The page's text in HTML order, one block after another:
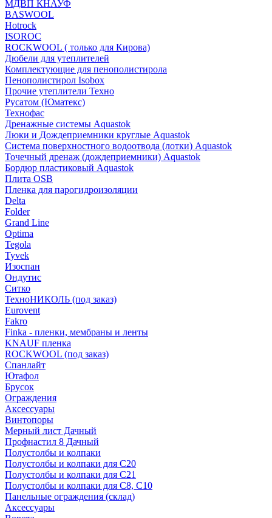
МДВП КНАУФ
BASWOOL
Hotrock
ISOROC
ROCKWOOL ( только для Кирова)
Дюбели для утеплителей
Комплектующие для пенополистирола
Пенополистирол Isobox
Прочие утеплители Техно
Русатом (Юматекс)
Технофас
Дренажные системы Aquastok
Люки и Дождеприемники круглые Aquastok
Система поверхностного водоотвода (лотки) Aquastok
Точечный дренаж (дождеприемники) Aquastok
Бордюр пластиковый Aquastok
Плита OSB
Пленка для парогидроизоляции
Delta
Folder
Grand Line
Optima
Tegola
Tyvek
Изоспан
Ондутис
Ситко
ТехноНИКОЛЬ (под заказ)
Eurovent
Fakro
Finka - пленки, мембраны и ленты
KNAUF пленка
ROCKWOOL (под заказ)
Спанлайт
Ютафол
Брусок
Ограждения
Аксессуары
Винтопоры
Мерный лист Дачный
Профнастил 8 Дачный
Полустолбы и колпаки
Полустолбы и колпаки для С20
Полустолбы и колпаки для С21
Полустолбы и колпаки для С8, С10
Панельные ограждения (склад)
Аксессуары